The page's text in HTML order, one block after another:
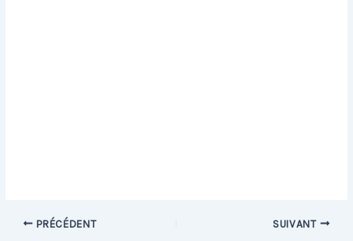
PRÉCÉDENT SUIVANT